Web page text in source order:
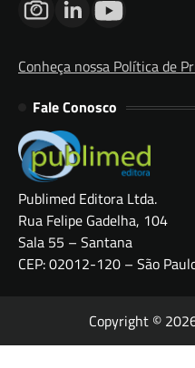
Conheça nossa Política de
Fale Conosco
Publimed Editora Ltda.
Rua Felipe Gadelha, 104
Sala 55 – Santana
CEP: 02012-120 – São
Copyright ©